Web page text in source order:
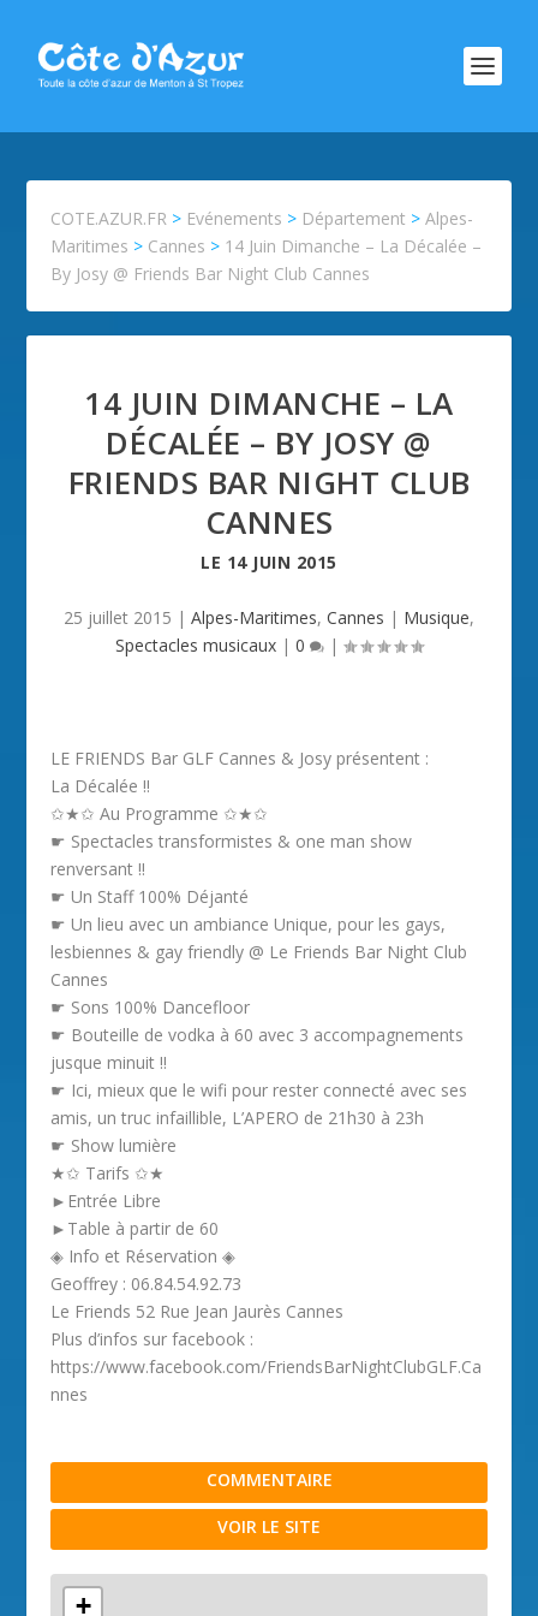
COTE.AZUR.FR > Evénements > Département >Alpes-
Maritimes > Cannes > 14 Juin Dimanche – La Décalée –
By Josy @ Friends Bar Night Club Cannes
14 JUIN DIMANCHE – LA
DÉCALÉE – BY JOSY @
FRIENDS BAR NIGHT CLUB
CANNES
LE 14 JUIN 2015
25 juillet 2015 | Alpes-Maritimes, Cannes | Musique,
Spectacles musicaux | 0 |
LE FRIENDS Bar GLF Cannes & Josy présentent :
La Décalée !!
✩★✩ Au Programme ✩★✩
☛ Spectacles transformistes & one man show
renversant !!
☛ Un Staff 100% Déjanté
☛ Un lieu avec un ambiance Unique, pour les gays,
lesbiennes & gay friendly @ Le Friends Bar Night Club
Cannes
☛ Sons 100% Dancefloor
☛ Bouteille de vodka à 60 avec 3 accompagnements
jusque minuit !!
☛ Ici, mieux que le wifi pour rester connecté avec ses
amis, un truc infaillible, L’APERO de 21h30 à 23h
☛ Show lumière
★✩ Tarifs ✩★
►Entrée Libre
►Table à partir de 60
◈ Info et Réservation ◈
Geoffrey : 06.84.54.92.73
Le Friends 52 Rue Jean Jaurès Cannes
Plus d’infos sur facebook :
https://www.facebook.com/FriendsBarNightClubGLF.Ca
nnes
COMMENTAIRE
VOIR LE SITE
+